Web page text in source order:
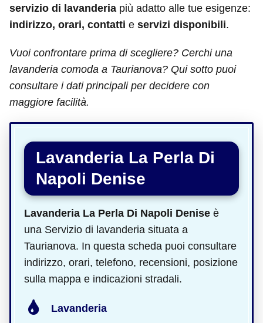
servizio di lavanderia più adatto alle tue esigenze:
indirizzo, orari, contatti e servizi disponibili.
Vuoi confrontare prima di scegliere? Cerchi una
lavanderia comoda a Taurianova? Qui sotto puoi
consultare i dati principali per decidere con
maggiore facilità.
Lavanderia La Perla Di
Napoli Denise
Lavanderia La Perla Di Napoli Denise è
una Servizio di lavanderia situata a
Taurianova. In questa scheda puoi consultare
indirizzo, orari, telefono, recensioni, posizione
sulla mappa e indicazioni stradali.
Lavanderia